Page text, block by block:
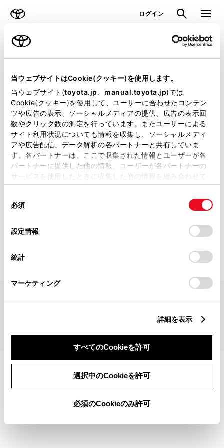
当ウェブサイトはCookie(クッキー)を使用します。
当ウェブサイト(toyota.jp manual.toyota.jp)では
Cookie(クッキー)を使用して、ユーザーに合わせたコンテン
ツや広告の表示、ソーシャルメディアの提供、広告の表示回
数やクリック数の測定を行っています。またユーザーによる
サイト利用状況についても情報を収集し、ソーシャルメディ
アや広告配信、データ解析の各パートナーと共有していま
す。各パートナーは、ここで収集された情報とユーザーが各
パートナーに提供した他の情報、ユーザーが各パートナーの
サービスを使用したときに収集した他の情報を組み合わせて
使用することがあります。当ウェブサイトの使用を続行する
デバイスにすべてのCookie(クッキー)が保存されることに同
意したことになります。Cookie(クッキー)のオプトアウト、
設定の変更、同意を撤回したりするにあたっては、当社の
「Cookie（クッキー）情報の取り扱いについて
」をご覧くだ
必須
設定情報
統計
マーケティング
詳細を表示
すべてのCookieを許可
選択中のCookieを許可
必須のCookieのみ許可
ログイン 検索 メニュ
ラインアップ トピックス
見積りシミュレーション
見積りシミュレーションのデータが
正常に取得できませんでした。
詳しくは販売店までお問合せくださ
い。
（2-7-4）
見積りシミュレーショントップへ
TOYOTAアカウント利用規約反社会的勢力に対する基本方針企業情報
©1995-2026 TOYOTA MOTOR CORPORATION. ALL RIGHTS RESERVED.